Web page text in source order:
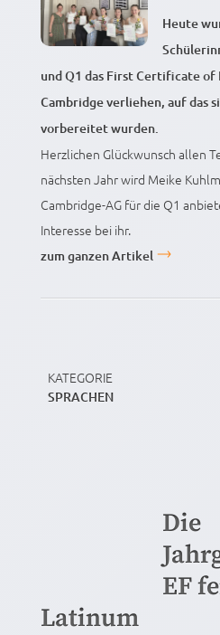
Heute
und Q1 das First Certificate
Cambridge verliehen, auf das
vorbereitet wurden.
Herzlichen Glückwunsch allen
nächsten Jahr wird Meike
Cambridge-AG für die Q1
Interesse bei ihr.
zum ganzen Artikel
KATEGORIE
SPRACHEN
Die
EF
Latinum